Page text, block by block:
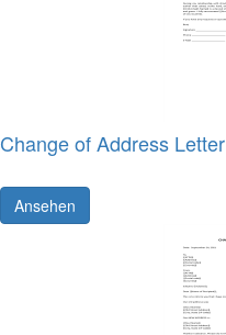
Change of Address Letter
Ansehen